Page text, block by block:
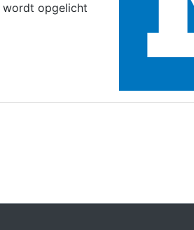
wordt opgelicht